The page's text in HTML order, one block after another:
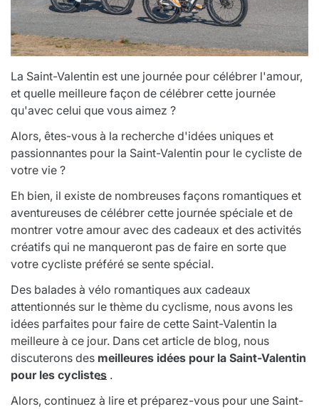
La Saint-Valentin est une journée pour célébrer l'amour,
et quelle meilleure façon de célébrer cette journée
qu'avec celui que vous aimez ?
Alors, êtes-vous à la recherche d'idées uniques et
passionnantes pour la Saint-Valentin pour le cycliste de
votre vie ?
Eh bien, il existe de nombreuses façons romantiques et
aventureuses de célébrer cette journée spéciale et de
montrer votre amour avec des cadeaux et des activités
créatifs qui ne manqueront pas de faire en sorte que
votre cycliste préféré se sente spécial.
Des balades à vélo romantiques aux cadeaux
attentionnés sur le thème du cyclisme, nous avons les
idées parfaites pour faire de cette Saint-Valentin la
meilleure à ce jour. Dans cet article de blog, nous
discuterons des meilleures idées pour la Saint-Valentin
pour les cyclistes .
Alors, continuez à lire et préparez-vous pour une Saint-